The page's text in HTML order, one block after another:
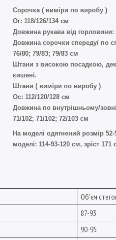
Сорочка ( виміри по виробу )
Ог: 118/126/134 см
Довжина рукава від горловини:
Довжина сорочки спереду/ по
76/80; 79/83; 79/83 см
Штани з високою посадкою,
кишені.
Штани ( виміри по виробу )
Ос: 112/120/128 см
Довжина по внутрішньому/
71/102; 71/102; 72/103 см
На моделі одягнений розмір
моделі: 114-93-120 см, зріст 171
Об'єм
87-93
90-95